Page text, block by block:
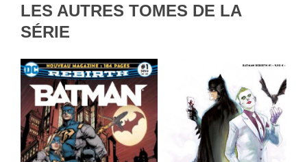
LES AUTRES TOMES DE LA
SÉRIE